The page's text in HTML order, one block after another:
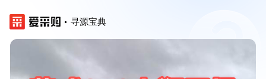
寻源宝典